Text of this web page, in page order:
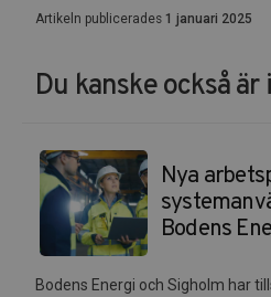
Artikeln publicerades 1 januari 2025
Du kanske också
Nya
Bodens
Bodens Energi och Sigholm har